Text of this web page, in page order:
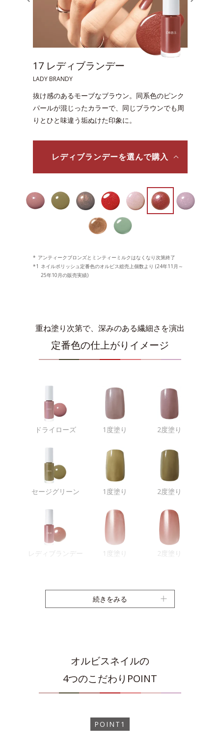
20 ライラックチュール
LILAC TULLE
指先に明るさと温かみを添え、多幸感をもたらす
ライラックカラー。しのばせパールで印象をワン
ランクアップ。
ライラックチュールを選んで購入
* アンティークブロンズとミンティーミルクはなくなり次第終了
*1 ネイルポリッシュ定番色のオルビス総売上個数より (24年11月～
25年10月の販売実績)
重ね塗り次第で、深みのある繊細さを演出
定番色の仕上がりイメージ
ドライローズ 1度塗り 2度塗り
セージグリーン 1度塗り 2度塗り
レディブランデー 1度塗り 2度塗り
スターリースカイ 1度塗り
続きをみる
オルビスネイルの
4つのこだわりPOINT
POINT1